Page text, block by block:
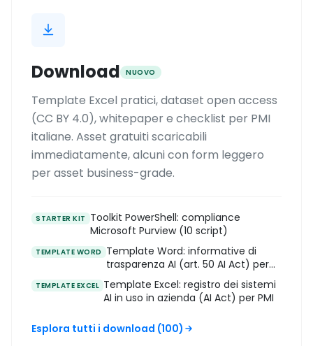
Download NUOVO
Template Excel pratici, dataset open access
(CC BY 4.0), whitepaper e checklist per PMI
italiane. Asset gratuiti scaricabili
immediatamente, alcuni con form leggero
per asset business-grade.
STARTER KIT Toolkit PowerShell: compliance
Microsoft Purview (10 script)
TEMPLATE WORD Template Word: informative di
trasparenza AI (art. 50 AI Act) per
PMI
TEMPLATE EXCEL Template Excel: registro dei sistemi
AI in uso in azienda (AI Act) per PMI
Esplora tutti i download (100)